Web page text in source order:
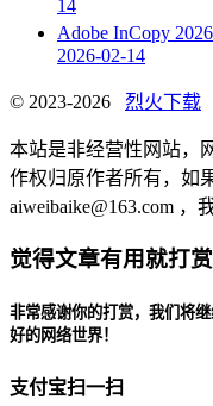
14
Adobe InCopy
2026-02-14
© 2023-2026 烈火下载
本站是非经营性网站，
作权归原作者所有，如
aiweibaike@163.com ，
觉得文章有用就打
非常感谢你的打赏，我们将
好的网络世界！
支付宝扫一扫